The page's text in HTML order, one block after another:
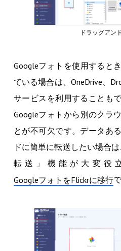
ドラッグアン
Googleフォトを使用すると
ている場合は、OneDrive、
サービスを利用することも
Googleフォトから別のクラ
とが不可欠です。データあ
ドに簡単に転送したい場合
転送」機能が大変役
GoogleフォトをFlickrに移行